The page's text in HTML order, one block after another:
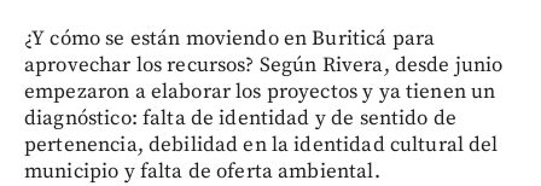
¿Y cómo se están moviendo en Buriticá para
aprovechar los recursos? Según Rivera, desde junio
empezaron a elaborar los proyectos y ya tienen un
diagnóstico: falta de identidad y de sentido de
pertenencia, debilidad en la identidad cultural del
municipio y falta de oferta ambiental.